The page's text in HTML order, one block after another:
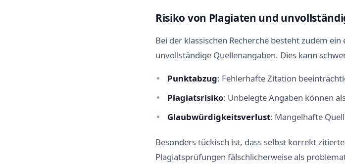
Risiko von Plagiaten und
Bei der klassischen Recherche besteht zudem
unvollständige Quellenangaben. Dies kann
Punktabzug: Fehlerhafte Zitation
Plagiatsrisiko: Unbelegte Angaben können
Glaubwürdigkeitsverlust: Mangelhafte
Besonders tückisch ist, dass selbst korrekt
Plagiatsprüfungen fälschlicherweise als